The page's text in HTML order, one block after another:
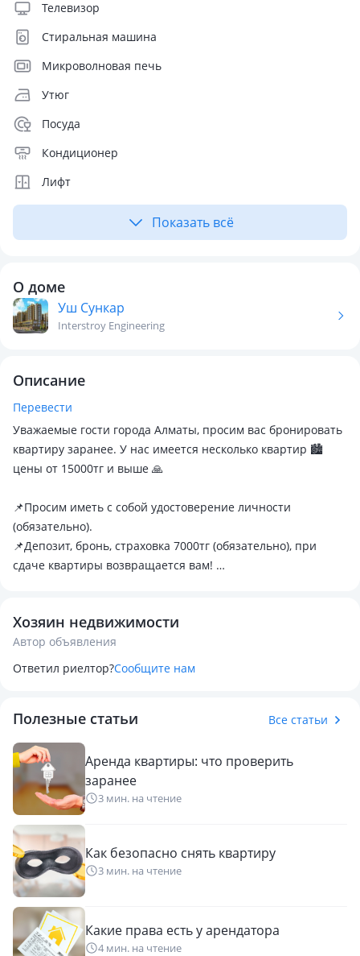
Телевизор
Стиральная машина
Микроволновая печь
Утюг
Посуда
Кондиционер
Лифт
Показать всё
О доме
Уш Сункар
Interstroy Engineering
Описание
Перевести
Уважаемые гости города Алматы, просим вас бронировать
квартиру заранее. У нас имеется несколько квартир 🏙️
цены от 15000тг и выше 🙏
📌Просим иметь с собой удостоверение личности
(обязательно).
📌Депозит, бронь, страховка 7000тг (обязательно), при
сдаче квартиры возвращается вам!
📍квартира находится в очень развитой инфраструктуре.
📍Транспортная развязка в любую точку города.
цветочные магазины, торговые бутики и т.д.
📍Напротив ЖК находится рынок «Арыстан», Супермаркет
Small, Сулпак, Мечта.
📍Поблизости находится Гранд парк, Армада, Азия парк,
чуть выше подняться на Абая находится метро.
📍ЖК Уш Сункар ориентировочно находится между улицей
Жубанова и Маргулана
Хозяин недвижимости
Автор объявления
Ответил риелтор?Сообщите нам
Полезные статьи Все статьи
Аренда квартиры: что проверить
заранее
3 мин. на чтение
Как безопасно снять квартиру
3 мин. на чтение
Какие права есть у арендатора
4 мин. на чтение